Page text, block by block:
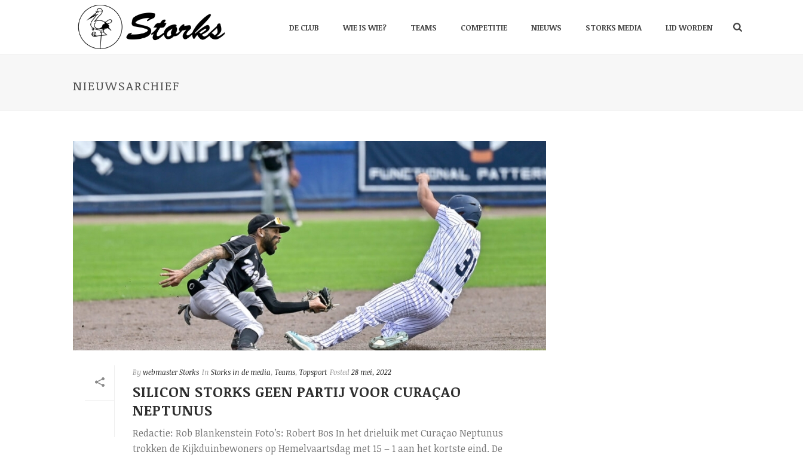
DE CLUB WIE IS WIE? TEAMS COMPETITIE NIEUWS STORKS MEDIA LID WORDEN
NIEUWSARCHIEF
Bywebmaster Storks In Storks in de media, Teams, Topsport Posted 28 mei, 2022
SILICON STORKS GEEN PARTIJ VOOR CURAÇAO
NEPTUNUS
Redactie: Rob Blankenstein Foto’s: Robert Bos In het drieluik met Curaçao Neptunus
trokken de Kijkduinbewoners op Hemelvaartsdag met 15 – 1 aan het kortste eind. De